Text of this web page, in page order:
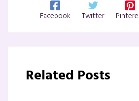
Facebook Twitter
Related Posts